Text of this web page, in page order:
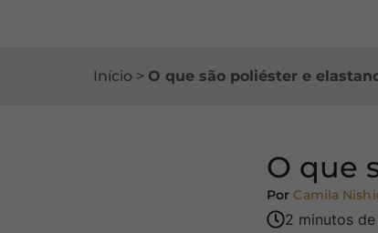
Início > O que são poliéster e
O que
Por Camila